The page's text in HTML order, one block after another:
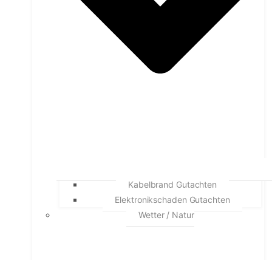
Kabelbrand Gutachten
Elektronikschaden Gutachten
Wetter / Natur